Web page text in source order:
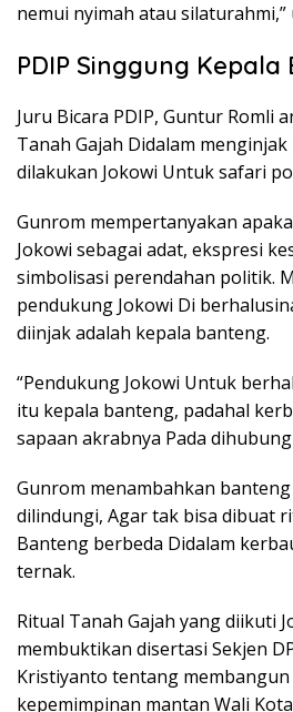
nemui nyimah atau silaturahmi,”
PDIP Singgung Kepala
Juru Bicara PDIP, Guntur Romli
Tanah Gajah Didalam
dilakukan Jokowi Untuk safari
Gunrom mempertanyakan
Jokowi sebagai adat, ekspresi
simbolisasi perendahan politik.
pendukung Jokowi Di
diinjak adalah kepala banteng.
“Pendukung Jokowi Untuk
itu kepala banteng, padahal
sapaan akrabnya Pada
Gunrom menambahkan
dilindungi, Agar tak bisa dibuat
Banteng berbeda Didalam
ternak.
Ritual Tanah Gajah yang diikuti
membuktikan disertasi Sekjen
Kristiyanto tentang
kepemimpinan mantan Wali